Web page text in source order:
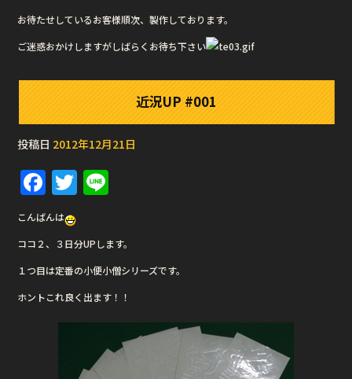
お待たせしているお客様順次、製作しております。
ご迷惑おかけしますがしばらくお待ち下さい
近況UP #001
投稿日 2012年12月21日
F
a
c
e
b
o
o
T
w
it
te
r
e
こんばんは
ココ２、３日分UPします。
１つ目は定番の小便小僧シリーズです。
ホントこれ良く出ます！！